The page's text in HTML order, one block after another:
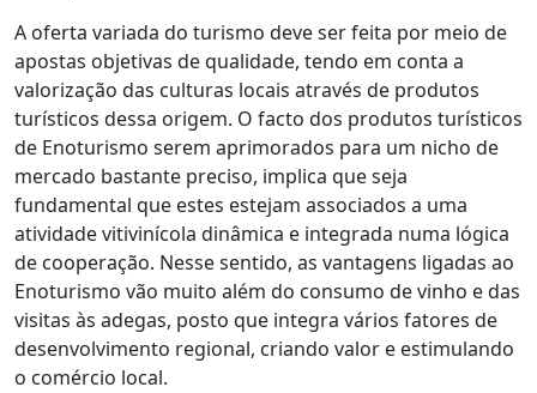
A oferta variada do turismo deve ser feita por meio de
apostas objetivas de qualidade, tendo em conta a
valorização das culturas locais através de produtos
turísticos dessa origem. O facto dos produtos turísticos
de Enoturismo serem aprimorados para um nicho de
mercado bastante preciso, implica que seja
fundamental que estes estejam associados a uma
atividade vitivinícola dinâmica e integrada numa lógica
de cooperação. Nesse sentido, as vantagens ligadas ao
Enoturismo vão muito além do consumo de vinho e das
visitas às adegas, posto que integra vários fatores de
desenvolvimento regional, criando valor e estimulando
o comércio local.